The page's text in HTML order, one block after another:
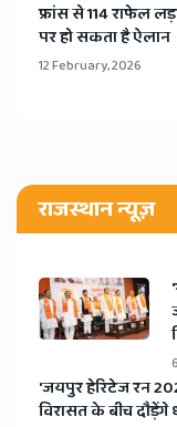
​फ्रांस से 114 राफेल
पर हो सकता है ऐलान
12 February, 2026
राजस्थान न्यूज़
​'जयपुर हेरिटेज रन
विरासत के बीच